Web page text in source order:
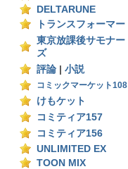
DELTARUNE
トランスフォーマー
東京放課後サモナー
ズ
評論
小説
コミックマーケット108
けもケット
コミティア157
コミティア156
UNLIMITED EX
TOON MIX